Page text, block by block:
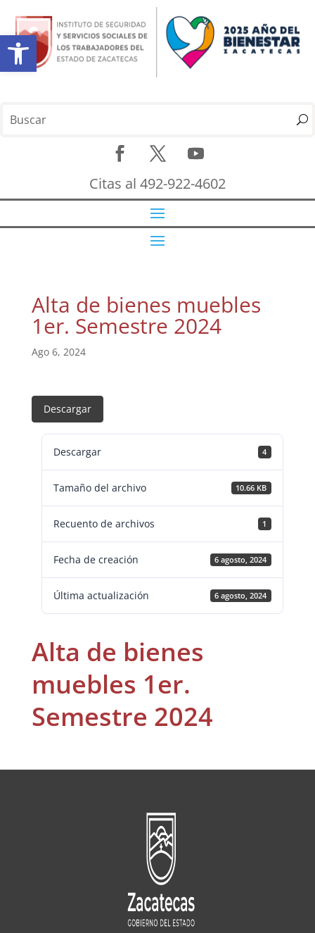
Abrir barra de herramientas
Citas al 492-922-4602
Alta de bienes muebles
1er. Semestre 2024
Ago 6, 2024
Descargar
Descargar 4
Tamaño del archivo 10.66 KB
Recuento de archivos 1
Fecha de creación 6 agosto, 2024
Última actualización 6 agosto, 2024
Alta de bienes
muebles 1er.
Semestre 2024